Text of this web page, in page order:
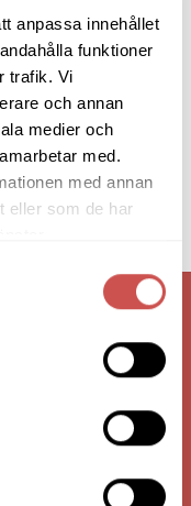
anpassa innehållet
funktioner
trafik. Vi
och annan
medier och
med.
med annan
eller som de har